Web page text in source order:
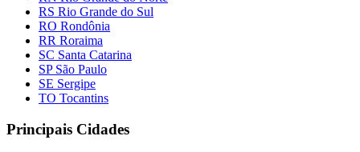
RS Rio Grande do Sul
RO Rondônia
RR Roraima
SC Santa Catarina
SP São Paulo
SE Sergipe
TO Tocantins
Principais Cidades